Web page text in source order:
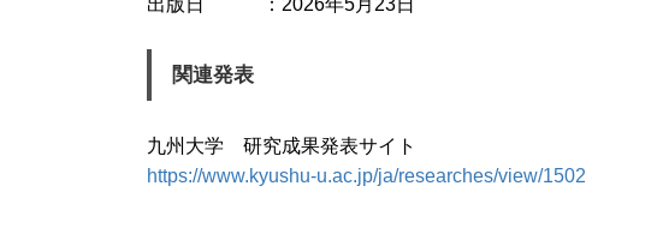
出版日
2026年5月23日
関連発表
九州大学 研究成果発表サイト
https://www.kyushu-u.ac.jp/ja/researches/view/1502